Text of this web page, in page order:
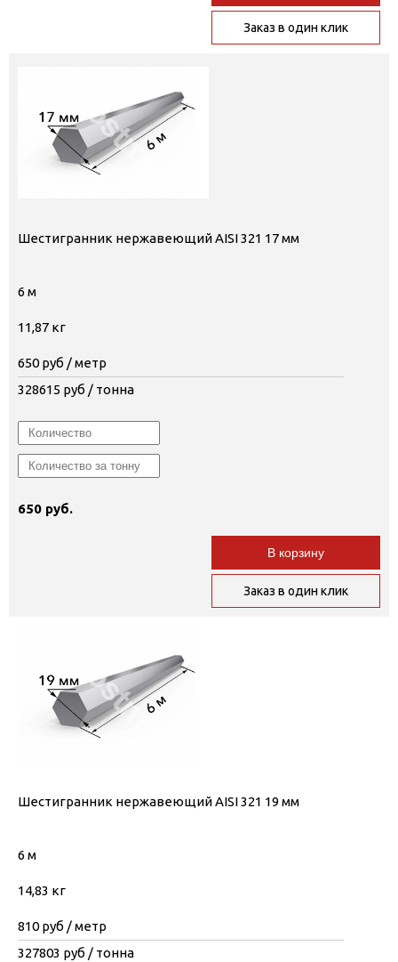
Заказ в один клик
Шестигранник нержавеющий AISI 321 17 мм
6 м
11,87 кг
650 руб / метр
328615 руб / тонна
650 руб.
В корзину
Заказ в один клик
Шестигранник нержавеющий AISI 321 19 мм
6 м
14,83 кг
810 руб / метр
327803 руб / тонна